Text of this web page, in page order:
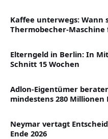
Kaffee unterwegs: Wann
Thermobecher-
Elterngeld in Berlin: In
Schnitt 15 Wochen
Adlon-Eigentümer
mindestens 280 Millionen
Neymar vertagt
Ende 2026